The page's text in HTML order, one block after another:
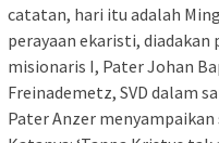
catatan, hari itu adalah
perayaan ekaristi, diadakan
misionaris I, Pater Johan
Freinademetz, SVD dalam
Pater Anzer